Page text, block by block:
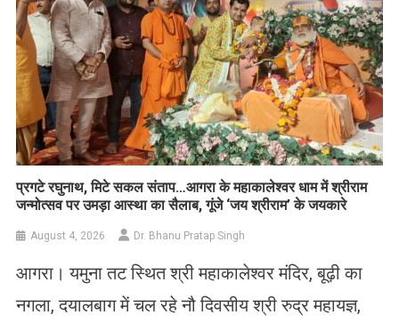
प्रगटे रघुनाथ, मिटे सकल संताप…आगरा के महाकालेश्वर धाम में श्रीराम
जन्मोत्सव पर उमड़ा आस्था का सैलाब, गूंजे ‘जय श्रीराम’ के जयकारे
August 4, 2026 Dr. Bhanu Pratap Singh
आगरा। यमुना तट स्थित श्री महाकालेश्वर मंदिर, बूढ़ी का
नगला, दयालबाग में चल रहे नौ दिवसीय श्री रुद्र महायज्ञ,